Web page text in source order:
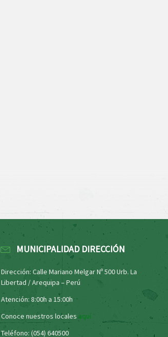
MUNICIPALIDAD DIRECCIÓN
Dirección: Calle Mariano Melgar Nº 500 Urb. La
Libertad / Arequipa – Perú
Atención: 8:00h a 15:00h
Conoce nuestros locales aquí
Teléfono: (054) 640500